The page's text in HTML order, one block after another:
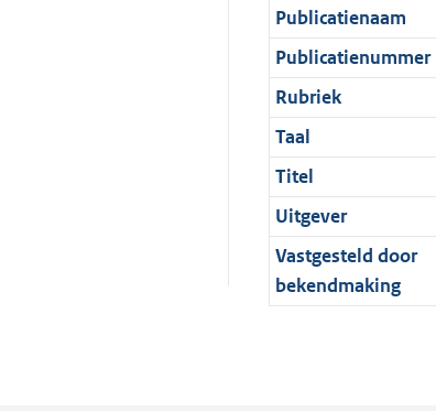
a
t
a
a
t
Publicatienaam
Publicatienummer
Rubriek
Taal
Titel
Uitgever
Vastgesteld door
bekendmaking